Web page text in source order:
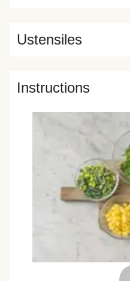
Ustensiles
Instructions